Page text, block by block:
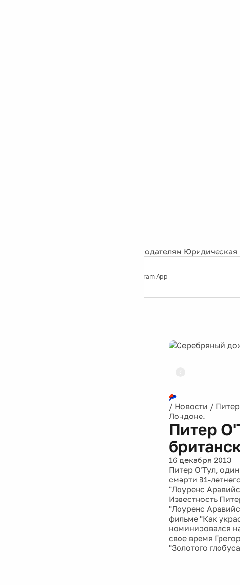
Рекламодателям
Telegram App
/ Новости /
Лондоне.
Питер
16 декабря 2013
Питер О'Тул,
смерти 81-
"Лоуренс
Известность
"Лоуренс
фильме "Как
номинировался
свое время
"Золотого